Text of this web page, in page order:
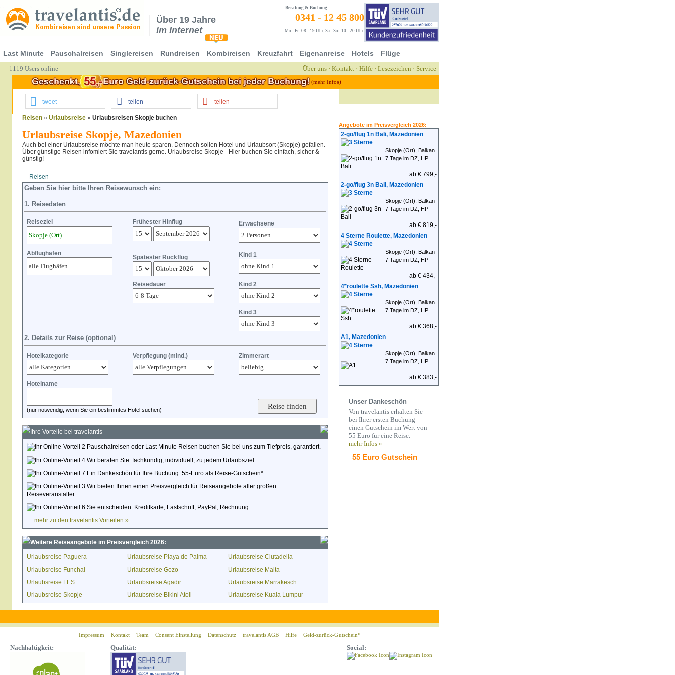
Über 19 Jahre
im Internet
Beratung & Buchung
0341 - 12 45 800
Mo - Fr: 08 - 19 Uhr, Sa - So: 10 - 20 Uhr
Last Minute Pauschalreisen Singlereisen Rundreisen Kombireisen Kreuzfahrt Eigenanreise Hotels Flüge
1119 Users online Über uns · Kontakt · Hilfe · Lesezeichen · Service
(mehr Infos)
tweet teilen teilen
Reisen » Urlaubsreise » Urlaubsreisen Skopje buchen
Urlaubsreise Skopje, Mazedonien
Auch bei einer Urlaubsreise möchte man heute sparen. Dennoch sollen Hotel und Urlaubsort (Skopje) gefallen.
Über günstige Reisen infomiert Sie travelantis gerne. Urlaubsreise Skopje - Hier buchen Sie einfach, sicher &
günstig!
Reisen
Geben Sie hier bitte Ihren Reisewunsch ein:
1. Reisedaten
Reiseziel Frühester Hinflug Erwachsene
Abflughafen
Spätester Rückflug Kind 1
Reisedauer Kind 2
Kind 3
2. Details zur Reise (optional)
Hotelkategorie Verpflegung (mind.) Zimmerart
Hotelname
(nur notwendig, wenn Sie ein bestimmtes Hotel suchen)
Ihre Vorteile bei travelantis
Pauschalreisen oder Last Minute Reisen buchen Sie bei uns zum Tiefpreis, garantiert.
Wir beraten Sie: fachkundig, individuell, zu jedem Urlaubsziel.
Ein Dankeschön für Ihre Buchung: 55-Euro als Reise-Gutschein*.
Wir bieten Ihnen einen Preisvergleich für Reiseangebote aller großen
Reiseveranstalter.
Sie entscheiden: Kreditkarte, Lastschrift, PayPal, Rechnung.
mehr zu den travelantis Vorteilen »
Weitere Reiseangebote im Preisvergleich 2026:
Urlaubsreise Paguera Urlaubsreise Playa de Palma
Urlaubsreise Ciutadella
Urlaubsreise Funchal
Urlaubsreise Gozo
Urlaubsreise Malta
Urlaubsreise FES
Urlaubsreise Agadir
Urlaubsreise Marrakesch
Urlaubsreise Skopje
Urlaubsreise Bikini Atoll Urlaubsreise Kuala Lumpur
Angebote im Preisvergleich 2026:
2-go/flug 1n Bali, Mazedonien
Skopje (Ort), Balkan
7 Tage im DZ, HP
ab € 799,-
2-go/flug 3n Bali, Mazedonien
Skopje (Ort), Balkan
7 Tage im DZ, HP
ab € 819,-
4 Sterne Roulette, Mazedonien
Skopje (Ort), Balkan
7 Tage im DZ, HP
ab € 434,-
4*roulette Ssh, Mazedonien
Skopje (Ort), Balkan
7 Tage im DZ, HP
ab € 368,-
A1, Mazedonien
Skopje (Ort), Balkan
7 Tage im DZ, HP
ab € 383,-
Unser Dankeschön
Von travelantis erhalten Sie
bei Ihrer ersten Buchung
einen Gutschein im Wert von
55 Euro für eine Reise.
mehr Infos »
55 Euro Gutschein
Impressum · Kontakt · Team · Consent Einstellung · Datenschutz · travelantis AGB · Hilfe · Geld-zurück-Gutschein*
Nachhaltigkeit: Qualität: Social: